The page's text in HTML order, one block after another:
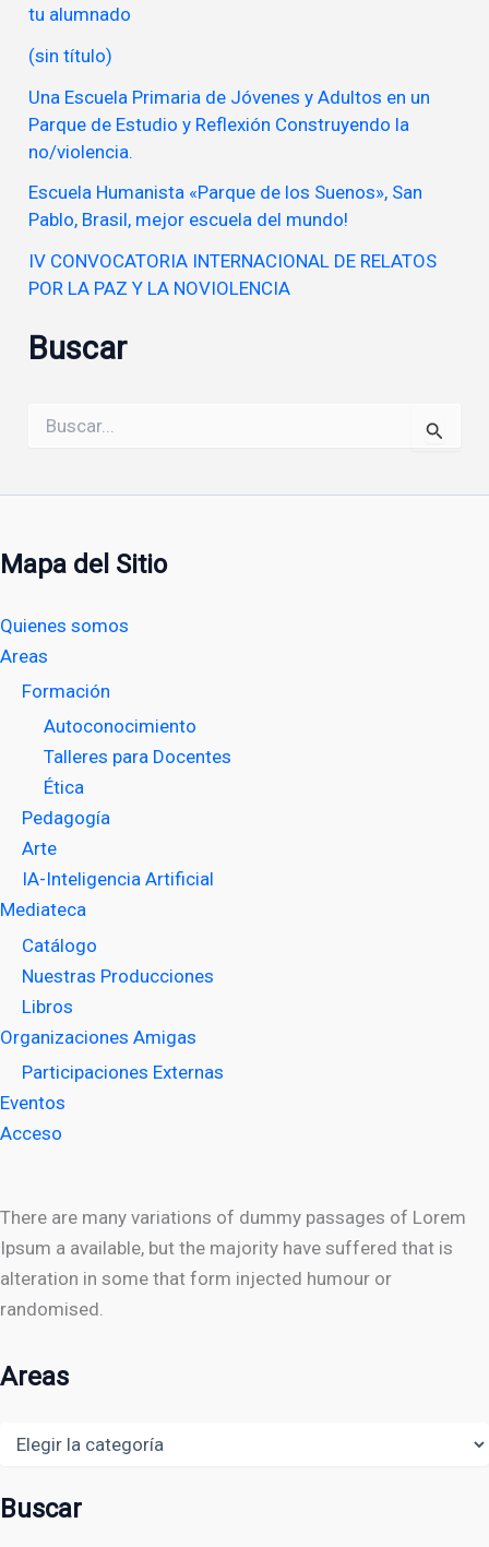
tu alumnado
(sin título)
Una Escuela Primaria de Jóvenes y Adultos en un
Parque de Estudio y Reflexión Construyendo la
no/violencia.
Escuela Humanista «Parque de los Suenos», San
Pablo, Brasil, mejor escuela del mundo!
IV CONVOCATORIA INTERNACIONAL DE RELATOS
POR LA PAZ Y LA NOVIOLENCIA
Buscar
por:
Mapa del Sitio
Quienes somos
Areas
Formación
Autoconocimiento
Talleres para Docentes
Ética
Pedagogía
Arte
IA-Inteligencia Artificial
Mediateca
Catálogo
Nuestras Producciones
Libros
Organizaciones Amigas
Participaciones Externas
Eventos
Acceso
There are many variations of dummy passages of Lorem
Ipsum a available, but the majority have suffered that is
alteration in some that form injected humour or
randomised.
Areas
Buscar